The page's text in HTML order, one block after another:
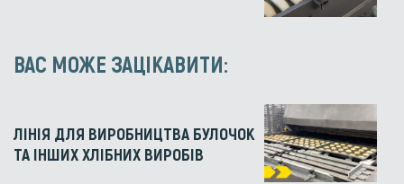
ВАС МОЖЕ ЗАЦІКАВИТИ:
ЛІНІЯ ДЛЯ ВИРОБНИЦТВА БУЛОЧОК
ТА ІНШИХ ХЛІБНИХ ВИРОБІВ